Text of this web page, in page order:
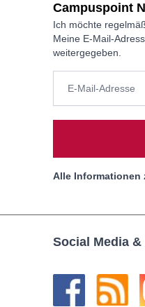
Campuspoint
Ich möchte
Meine E-Mail-
weitergegeben.
Alle Informationen
Social Media &